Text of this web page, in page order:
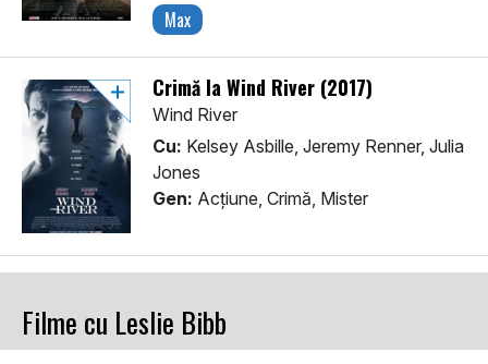
Max
Crimă la Wind River (2017)
Wind River
Cu: Kelsey Asbille, Jeremy Renner, Julia
Jones
Gen: Acţiune, Crimă, Mister
Filme cu Leslie Bibb